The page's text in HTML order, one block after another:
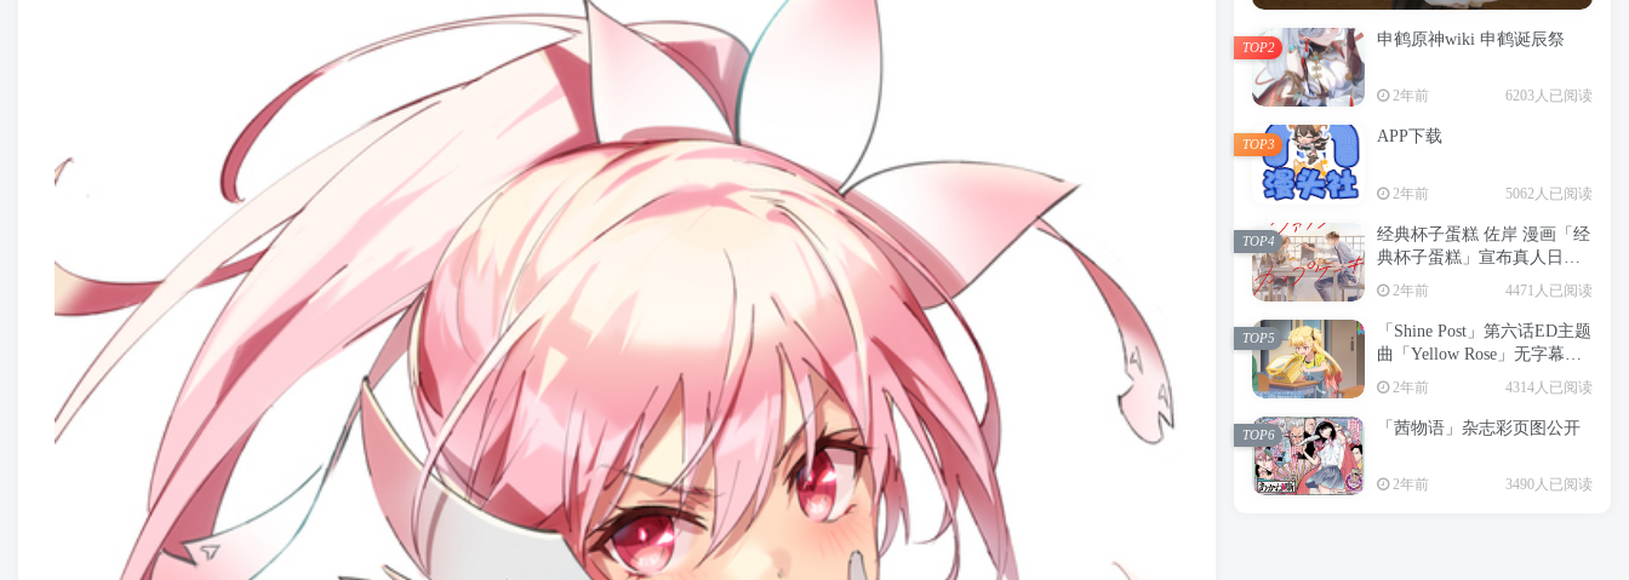
申鹤原神wiki 申鹤诞辰祭
2年前 6203人已阅读
TOP2
APP下载
2年前 5062人已阅读
TOP3
经典杯子蛋糕 佐岸 漫画「经
典杯子蛋糕」宣布真人日剧
化
2年前 4471人已阅读
TOP4
「Shine Post」第六话ED主题
曲「Yellow Rose」无字幕MV
公开
2年前 4314人已阅读
TOP5
「茜物语」杂志彩页图公开
2年前 3490人已阅读
TOP6
8720人已阅读
overlord卢贝多的龙王谁厉害
「Overlord」露普斯蕾琪娜·贝塔手办开...
TOP1
申鹤原神wiki 申鹤诞辰祭
2年前 6203人已阅读
TOP2
APP下载
2年前 5062人已阅读
TOP3
经典杯子蛋糕 佐岸 漫画「经
典杯子蛋糕」宣布真人日剧
TOP4